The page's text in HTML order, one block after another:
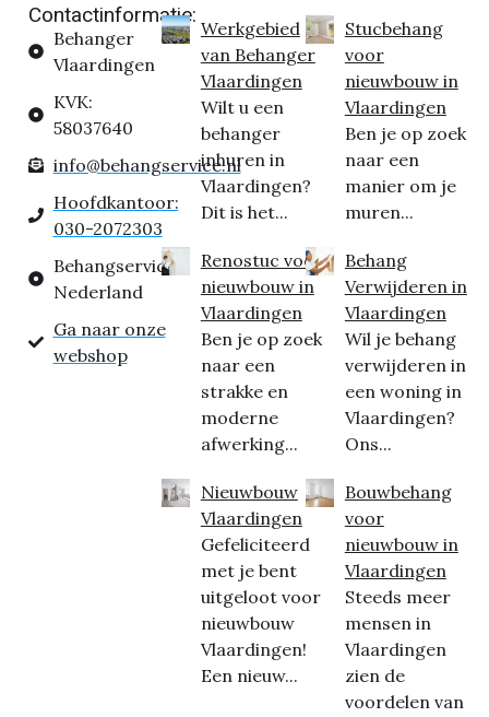
Contactinformatie:
Behanger
Vlaardingen
KVK:
58037640
info@behangservice.nl
Hoofdkantoor:
030-2072303
Behangservice
Nederland
Ga naar onze
webshop
Werkgebied
van Behanger
Vlaardingen
Wilt u een
behanger
inhuren in
Vlaardingen?
Dit is het...
Renostuc voor
nieuwbouw in
Vlaardingen
Ben je op zoek
naar een
strakke en
moderne
afwerking...
Nieuwbouw
Vlaardingen
Gefeliciteerd
met je bent
uitgeloot voor
nieuwbouw
Vlaardingen!
Een nieuw...
Stucbehang
voor
nieuwbouw in
Vlaardingen
Ben je op zoek
naar een
manier om je
muren...
Behang
Verwijderen in
Vlaardingen
Wil je behang
verwijderen in
een woning in
Vlaardingen?
Ons...
Bouwbehang
voor
nieuwbouw in
Vlaardingen
Steeds meer
mensen in
Vlaardingen
zien de
voordelen van